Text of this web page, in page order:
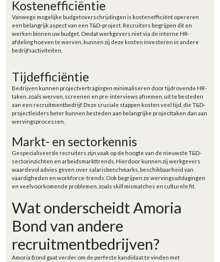
Kostenefficiëntie
Vanwege mogelijke budgetoverschrijdingen is kostenefficiënt opereren
een belangrijk aspect van een T&D-project. Recruiters begrijpen dit en
werken binnen uw budget. Omdat werkgevers niet via de interne HR-
afdeling hoeven te werven, kunnen zij deze kosten investeren in andere
bedrijfsactiviteiten.
Tijdefficiëntie
Bedrijven kunnen projectvertragingen minimaliseren door tijdrovende HR-
taken, zoals werven, screenen en pre-interviews afnemen, uit te besteden
aan een recruitmentbedrijf. Deze cruciale stappen kosten veel tijd, die T&D-
projectleiders beter kunnen besteden aan belangrijke projecttaken dan aan
wervingsprocessen.
Markt- en sectorkennis
Gespecialiseerde recruiters zijn vaak op de hoogte van de nieuwste T&D-
sectorinzichten en arbeidsmarkttrends. Hierdoor kunnen zij werkgevers
waardevol advies geven over salarisbenchmarks, beschikbaarheid van
vaardigheden en workforce-trends. Ook begrijpen ze wervingsuitdagingen
en veelvoorkomende problemen, zoals skill mismatches en culturele fit.
Wat onderscheidt Amoria
Bond van andere
recruitmentbedrijven?
Amoria Bond gaat verder om de perfecte kandidaat te vinden met